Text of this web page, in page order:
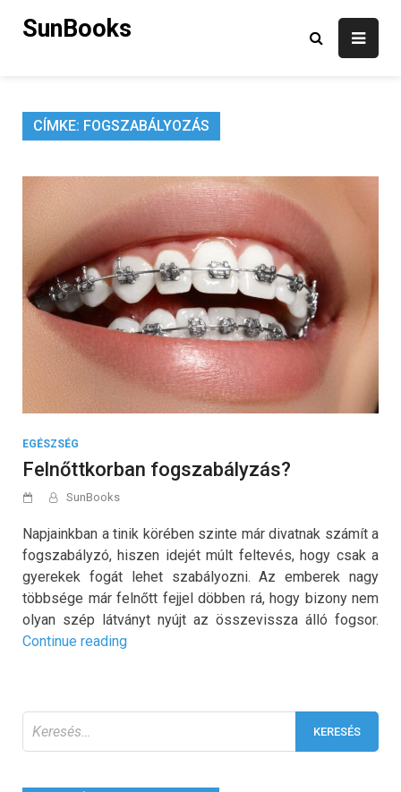
SunBooks
CÍMKE: FOGSZABÁLYOZÁS
EGÉSZSÉG
Felnőttkorban fogszabályzás?
SunBooks
Napjainkban a tinik körében szinte már divatnak számít a
fogszabályzó, hiszen idejét múlt feltevés, hogy csak a
gyerekek fogát lehet szabályozni. Az emberek nagy
többsége már felnőtt fejjel döbben rá, hogy bizony nem
olyan szép látványt nyújt az összevissza álló fogsor.
Continue reading„Felnőttkorban